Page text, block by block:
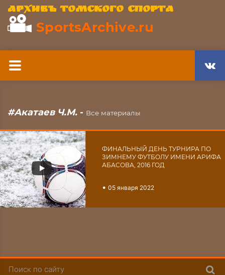
Архивъ томского спорта
SportsArchive.ru
#Акатаев Ч.М. - Все материалы
ФИНАЛЬНЫЙ ДЕНЬ ТУРНИРА ПО
ЗИМНЕМУ ФУТБОЛУ ИМЕНИ АРИФА
АБАСОВА, 2016 ГОД
•05 января 2022